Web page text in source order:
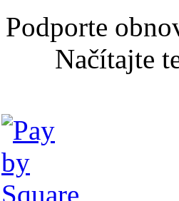
Podporte
Načítajte